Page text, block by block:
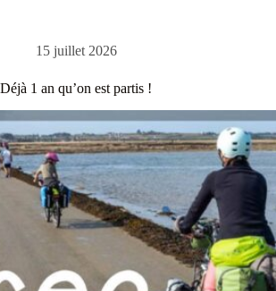
15 juillet 2026
Déjà 1 an qu’on est partis !